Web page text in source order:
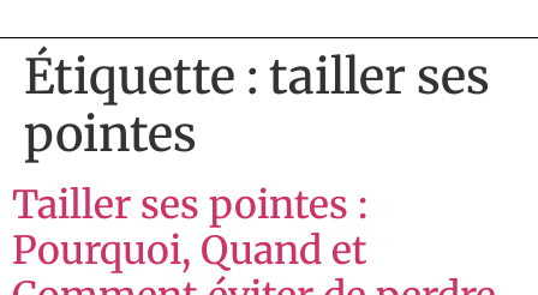
Étiquette : tailler ses
pointes
Tailler ses pointes :
Pourquoi, Quand et